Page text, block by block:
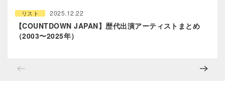
リスト 2025.12.22
【COUNTDOWN JAPAN】歴代出演アーティストまとめ
（2003〜2025年）